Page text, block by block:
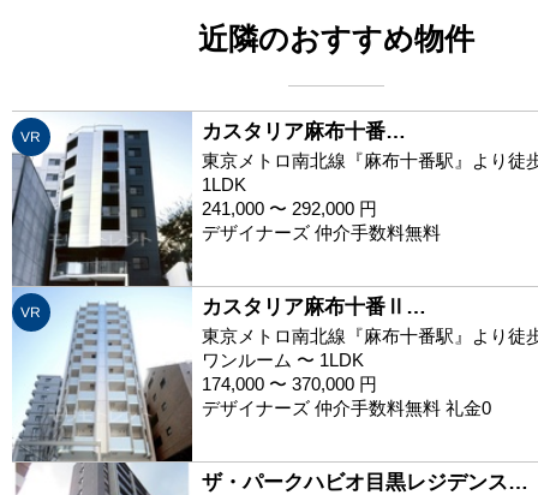
近隣のおすすめ物件
VR カスタリア麻布十番…
東京メトロ南北線『麻布十番駅』より徒
1LDK
241,000 〜 292,000 円
デザイナーズ 仲介手数料無料
VR カスタリア麻布十番Ⅱ…
東京メトロ南北線『麻布十番駅』より徒
ワンルーム 〜 1LDK
174,000 〜 370,000 円
デザイナーズ 仲介手数料無料 礼金0
ザ・パークハビオ目黒レジデンス…